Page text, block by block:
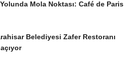
Mola Noktası: Café de Paris
Belediyesi Zafer Restoranı